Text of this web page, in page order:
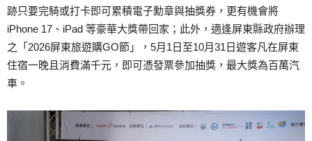
跡只要完騎或打卡即可累積電子勳章與抽獎券，更有機會將
iPhone 17、iPad 等豪華大獎帶回家；此外，適逢屏東縣政府辦理
之「2026屏東旅遊購GO節」，5月1日至10月31日遊客凡在屏東
住宿一晚且消費滿千元，即可憑發票參加抽獎，最大獎為百萬汽
車。